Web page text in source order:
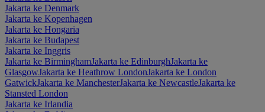
Jakarta ke Denmark
Jakarta ke Kopenhagen
Jakarta ke Hongaria
Jakarta ke Budapest
Jakarta ke Inggris
Jakarta ke BirminghamJakarta ke EdinburghJakarta ke
GlasgowJakarta ke Heathrow LondonJakarta ke London
GatwickJakarta ke ManchesterJakarta ke NewcastleJakarta ke
Stansted London
Jakarta ke Irlandia